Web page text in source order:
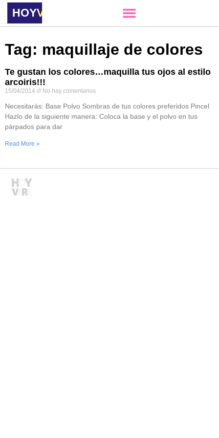
HOYVERE
Tag: maquillaje de colores
Te gustan los colores…maquilla tus ojos al estilo
arcoiris!!!
15/04/2014 No hay comentarios
Necesitarás: Base Polvo Sombras de tus colores preferidos Pincel
Hazlo de la siguiente manera: Coloca la base y el polvo en tus
párpados para dar
Read More »